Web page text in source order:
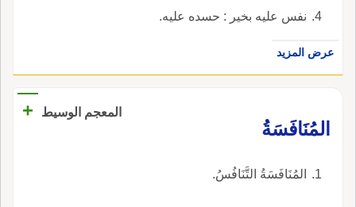
نفس عليه بخير : حسده عليه.
عرض المزيد
المعجم الوسيط
+
المُنَافَسَةُ
المُنَافَسَةُ التَّنَافُسُ.